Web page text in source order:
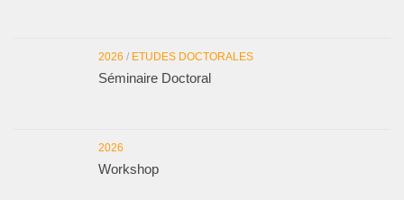
2026 / ETUDES DOCTORALES
Séminaire Doctoral
2026
Workshop